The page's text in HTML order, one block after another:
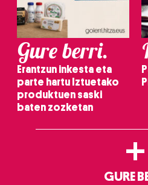
Gure berri.
Erantzun inkesta eta
parte hartu Iztuetako
produktuen saski
baten zozketan
+
GURE